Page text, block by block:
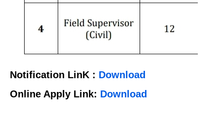
Notification LinK : Download
Online Apply Link: Download